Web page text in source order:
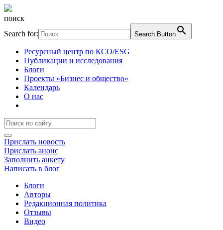
поиск
Search for:
Search Button
Ресурсный центр по КСО/ESG
Публикации и исследования
Блоги
Проекты «Бизнес и общество»
Календарь
О нас
Прислать новость
Прислать анонс
Заполнить анкету
Написать в блог
Блоги
Авторы
Редакционная политика
Отзывы
Видео